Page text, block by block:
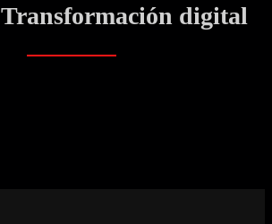
Transformación digital